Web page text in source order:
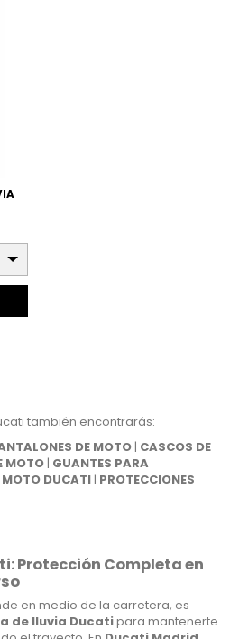
también encontrarás:
DE MOTO| CASCOS DE
MOTO| GUANTES PARA
MOTO DUCATI| PROTECCIONES
Protección Completa en
en medio de la carretera, es
de lluvia Ducatipara mantenerte